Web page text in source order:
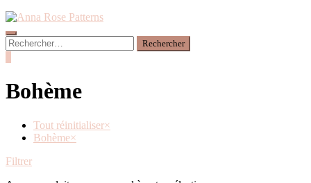
Bohème
Tout réinitialiser×
Bohème×
Filtrer